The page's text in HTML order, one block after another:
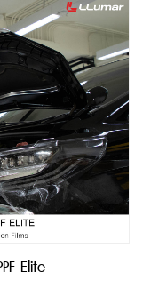
Elite